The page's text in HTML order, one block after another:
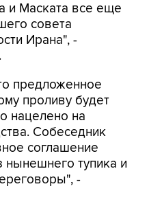
и Маската все еще
совета
Ирана", -
предложенное
проливу будет
нацелено на
Собеседник
соглашение
тупика и
-